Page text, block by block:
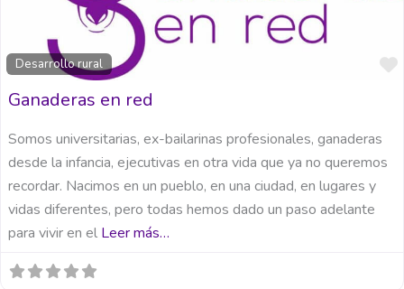
Desarrollo rural
Ganaderas en red
Somos universitarias, ex-bailarinas profesionales, ganaderas
desde la infancia, ejecutivas en otra vida que ya no queremos
recordar. Nacimos en un pueblo, en una ciudad, en lugares y
vidas diferentes, pero todas hemos dado un paso adelante
para vivir en el Leer más…